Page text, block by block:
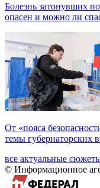
Болезнь затонувших
опасен и можно ли
От «пояса
темы
все актуальные
© Информационное